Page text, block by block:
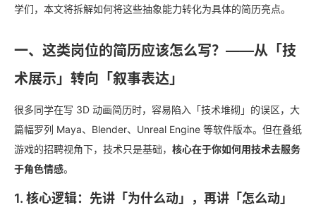
学们，本文将拆解如何将这些抽象能力转化为具体的简历亮点。
一、这类岗位的简历应该怎么写？——从「技
术展示」转向「叙事表达」
很多同学在写 3D 动画简历时，容易陷入「技术堆砌」的误区，大
篇幅罗列 Maya、Blender、Unreal Engine 等软件版本。但在叠纸
游戏的招聘视角下，技术只是基础， 核心在于你如何用技术去服务
于角色情感。
1. 核心逻辑：先讲「为什么动」，再讲「怎么动」